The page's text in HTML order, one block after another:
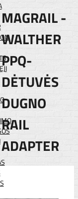
MAGRAIL -
WALTHER
PPQ-
DĖTUVĖS
DUGNO
RAIL
ADAPTER